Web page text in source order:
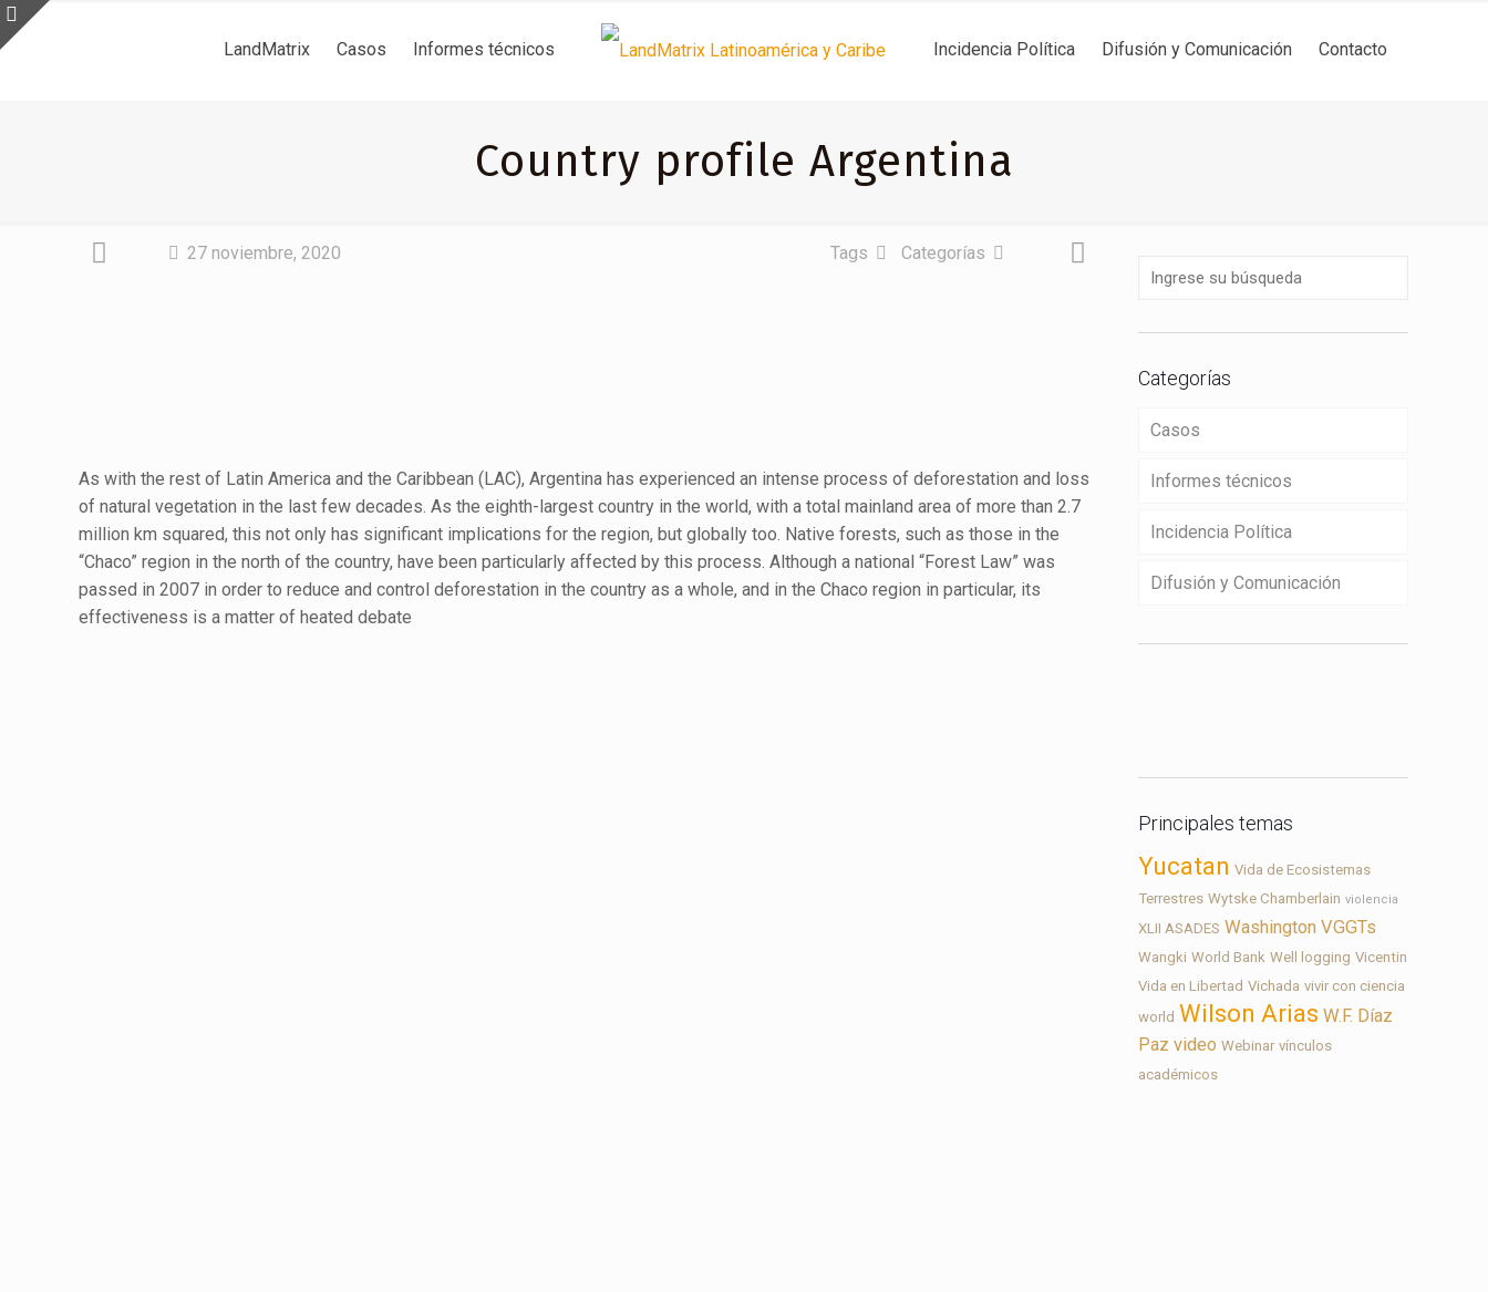
LandMatrix Casos Informes técnicos Incidencia Política Difusión y Comunicación Contacto
Country profile Argentina
27 noviembre, 2020 Categorías
Tags
As with the rest of Latin America and the Caribbean (LAC), Argentina has experienced an intense process of deforestation and loss
of natural vegetation in the last few decades. As the eighth-largest country in the world, with a total mainland area of more than 2.7
million km squared, this not only has significant implications for the region, but globally too. Native forests, such as those in the
“Chaco” region in the north of the country, have been particularly affected by this process. Although a national “Forest Law” was
passed in 2007 in order to reduce and control deforestation in the country as a whole, and in the Chaco region in particular, its
effectiveness is a matter of heated debate
Categorías
Casos
Informes técnicos
Incidencia Política
Difusión y Comunicación
Principales temas
Yucatan Vida de Ecosistemas
Terrestres Wytske Chamberlain violencia
XLII ASADES Washington VGGTs
Wangki World Bank Well logging Vicentin
Vida en Libertad Vichada vivir con ciencia
world Wilson Arias W.F. Díaz
Paz video Webinar vínculos
académicos